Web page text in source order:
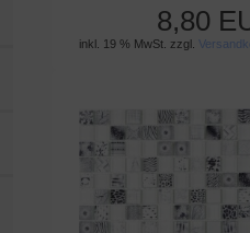
8,80
inkl. 19 % MwSt. zzgl.